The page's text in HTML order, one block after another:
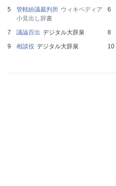
管轄紛議裁判所 ウィキペディア
小見出し辞書
議論百出 デジタル大辞泉
相談役 デジタル大辞泉